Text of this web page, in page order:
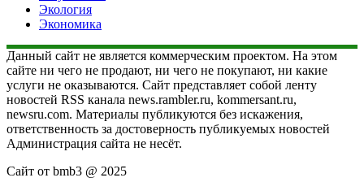
Экология
Экономика
Данный сайт не является коммерческим проектом. На этом
сайте ни чего не продают, ни чего не покупают, ни какие
услуги не оказываются. Сайт представляет собой ленту
новостей RSS канала news.rambler.ru, kommersant.ru,
newsru.com. Материалы публикуются без искажения,
ответственность за достоверность публикуемых новостей
Администрация сайта не несёт.
Сайт от bmb3 @ 2025